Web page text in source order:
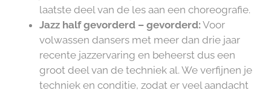
laatste deel van de les aan een choreografie.
Jazz half gevorderd – gevorderd: Voor
volwassen dansers met meer dan drie jaar
recente jazzervaring en beheerst dus een
groot deel van de techniek al. We verfijnen je
techniek en conditie, zodat er veel aandacht